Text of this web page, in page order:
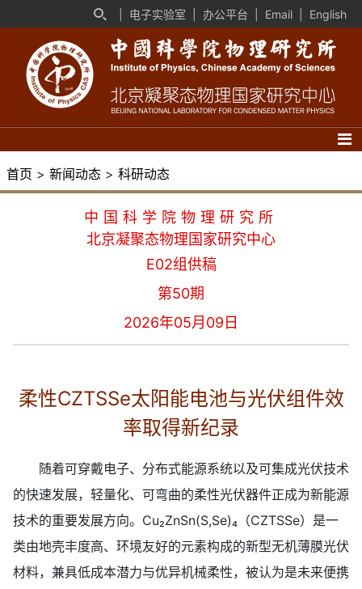
电子实验室 办公平台 Email English
首页 > 新闻动态 > 科研动态
中国科学院物理研究所
北京凝聚态物理国家研究中心
E02组供稿
第50期
2026年05月09日
柔性CZTSSe太阳能电池与光伏组件效
率取得新纪录
随着可穿戴电子、分布式能源系统以及可集成光伏技术
的快速发展，轻量化、可弯曲的柔性光伏器件正成为新能源
技术的重要发展方向。Cu₂ZnSn(S,Se)₄（CZTSSe）是一
类由地壳丰度高、环境友好的元素构成的新型无机薄膜光伏
材料，兼具低成本潜力与优异机械柔性，被认为是未来便携